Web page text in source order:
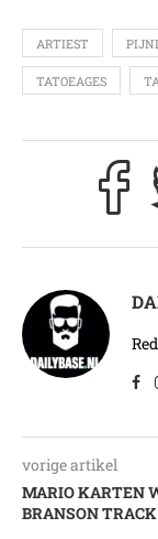
ARTIEST
TATOEAGES
vorige artikel
MARIO KARTEN
BRANSON